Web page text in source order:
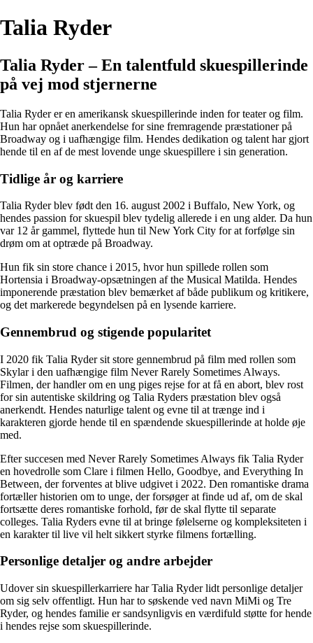
Talia Ryder
Talia Ryder – En talentfuld skuespillerinde
på vej mod stjernerne
Talia Ryder er en amerikansk skuespillerinde inden for teater og film.
Hun har opnået anerkendelse for sine fremragende præstationer på
Broadway og i uafhængige film. Hendes dedikation og talent har gjort
hende til en af de mest lovende unge skuespillere i sin generation.
Tidlige år og karriere
Talia Ryder blev født den 16. august 2002 i Buffalo, New York, og
hendes passion for skuespil blev tydelig allerede i en ung alder. Da hun
var 12 år gammel, flyttede hun til New York City for at forfølge sin
drøm om at optræde på Broadway.
Hun fik sin store chance i 2015, hvor hun spillede rollen som
Hortensia i Broadway-opsætningen af ​​the Musical Matilda. Hendes
imponerende præstation blev bemærket af både publikum og kritikere,
og det markerede begyndelsen på en lysende karriere.
Gennembrud og stigende popularitet
I 2020 fik Talia Ryder sit store gennembrud på film med rollen som
Skylar i den uafhængige film Never Rarely Sometimes Always.
Filmen, der handler om en ung piges rejse for at få en abort, blev rost
for sin autentiske skildring og Talia Ryders præstation blev også
anerkendt. Hendes naturlige talent og evne til at trænge ind i
karakteren gjorde hende til en spændende skuespillerinde at holde øje
med.
Efter succesen med Never Rarely Sometimes Always fik Talia Ryder
en hovedrolle som Clare i filmen Hello, Goodbye, and Everything In
Between, der forventes at blive udgivet i 2022. Den romantiske drama
fortæller historien om to unge, der forsøger at finde ud af, om de skal
fortsætte deres romantiske forhold, før de skal flytte til separate
colleges. Talia Ryders evne til at bringe følelserne og kompleksiteten i
en karakter til live vil helt sikkert styrke filmens fortælling.
Personlige detaljer og andre arbejder
Udover sin skuespillerkarriere har Talia Ryder lidt personlige detaljer
om sig selv offentligt. Hun har to søskende ved navn MiMi og Tre
Ryder, og hendes familie er sandsynligvis en værdifuld støtte for hende
i hendes rejse som skuespillerinde.